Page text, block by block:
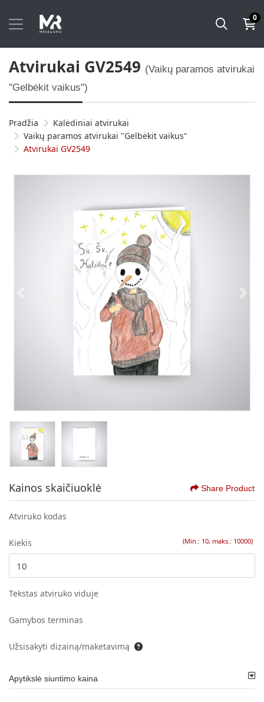
0
Atvirukai GV2549 (Vaikų paramos atvirukai
"Gelbėkit vaikus")
Pradžia
Kalėdiniai atvirukai
Vaikų paramos atvirukai "Gelbėkit vaikus"
Atvirukai GV2549
Kainos skaičiuoklė Share Product
Atviruko kodas
(Min.: 10, maks.: 10000)
Kiekis
Tekstas atviruko viduje
Gamybos terminas
Užsisakyti dizainą/maketavimą
Apytikslė siuntimo kaina